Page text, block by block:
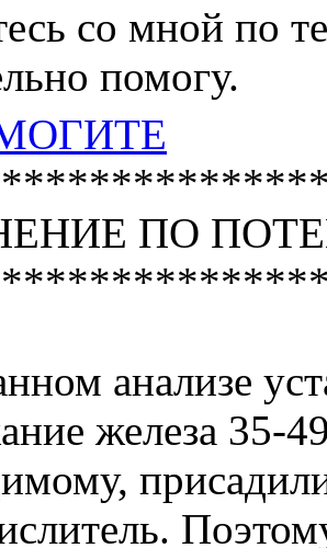
со мной по
помогу.
ПО
анализе
железа 35-